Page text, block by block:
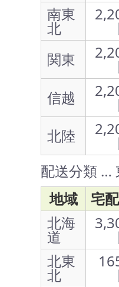
南東
北
関東
信越
北陸
配送分類 …
地域
宅
北海
道
北東
北